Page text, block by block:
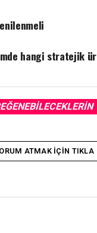
hangi stratejik
ATMAK IÇIN TIKLA